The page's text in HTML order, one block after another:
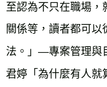
至認為不只在職場，
關係等，讀者都可以
法。」—專案管理與
君婷「為什麼有人就